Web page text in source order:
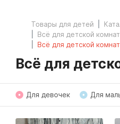
Товары для детей
Всё для детской
Всё для детской
Всё для
Для девочек Для